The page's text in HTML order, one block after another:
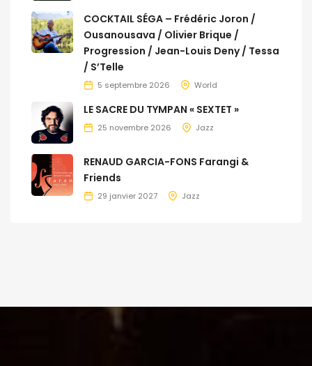
COCKTAIL SÉGA – Frédéric Joron /
Ousanousava / Olivier Brique /
Progression / Jean-Louis Deny / Tessa
/ S’Telle
5 septembre 2026 World
LE SACRE DU TYMPAN « SEXTET »
25 novembre 2026 Jazz
RENAUD GARCIA-FONS Farangi &
Friends
29 janvier 2027 Jazz